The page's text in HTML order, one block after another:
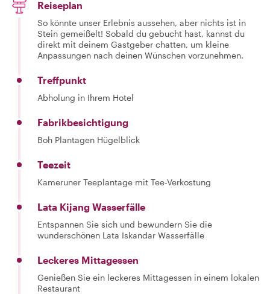
Reiseplan
So könnte unser Erlebnis aussehen, aber nichts ist in
Stein gemeißelt! Sobald du gebucht hast, kannst du
direkt mit deinem Gastgeber chatten, um kleine
Anpassungen nach deinen Wünschen vorzunehmen.
Treffpunkt
Abholung in Ihrem Hotel
Fabrikbesichtigung
Boh Plantagen Hügelblick
Teezeit
Kameruner Teeplantage mit Tee-Verkostung
Lata Kijang Wasserfälle
Entspannen Sie sich und bewundern Sie die
wunderschönen Lata Iskandar Wasserfälle
Leckeres Mittagessen
Genießen Sie ein leckeres Mittagessen in einem lokalen
Restaurant